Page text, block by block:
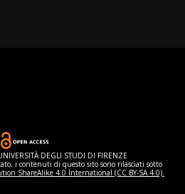
DEGLI STUDI DI FIRENZE
i contenuti di questo sito sono rilasciati sotto
ShareAlike 4.0 International (CC BY-SA 4.0).